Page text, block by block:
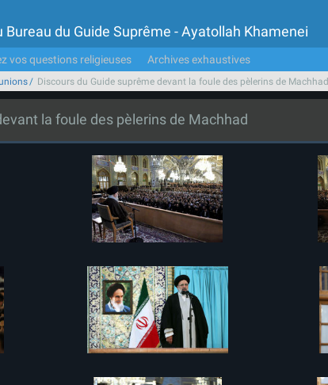
Bureau du Guide Suprême - Ayatollah Khamenei
vos questions religieuses Archives exhaustives
Discours du Guide suprême devant la foule des pèlerins de Machhad
la foule des pèlerins de Machhad